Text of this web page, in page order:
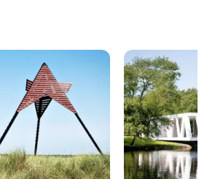
Videbæk